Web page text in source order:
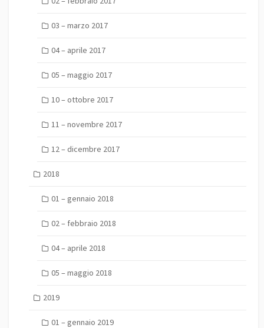
03 – marzo 2017
04 – aprile 2017
05 – maggio 2017
10 – ottobre 2017
11 – novembre 2017
12 – dicembre 2017
2018
01 – gennaio 2018
02 – febbraio 2018
04 – aprile 2018
05 – maggio 2018
2019
01 – gennaio 2019